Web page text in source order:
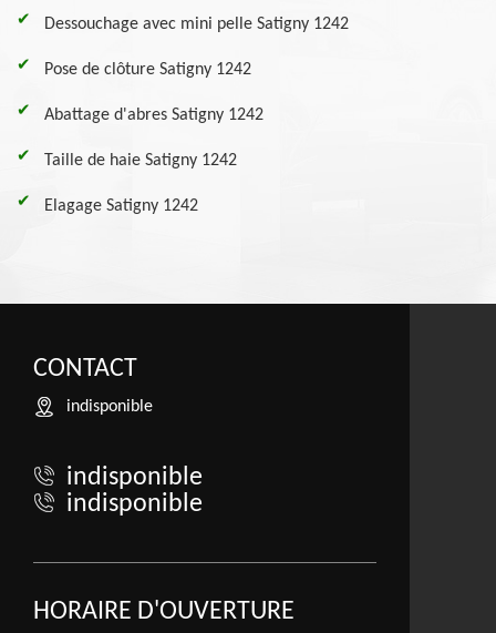
Dessouchage avec mini pelle Satigny 1242
Pose de clôture Satigny 1242
Abattage d'abres Satigny 1242
Taille de haie Satigny 1242
Elagage Satigny 1242
CONTACT
indisponible
indisponible
indisponible
HORAIRE D'OUVERTURE